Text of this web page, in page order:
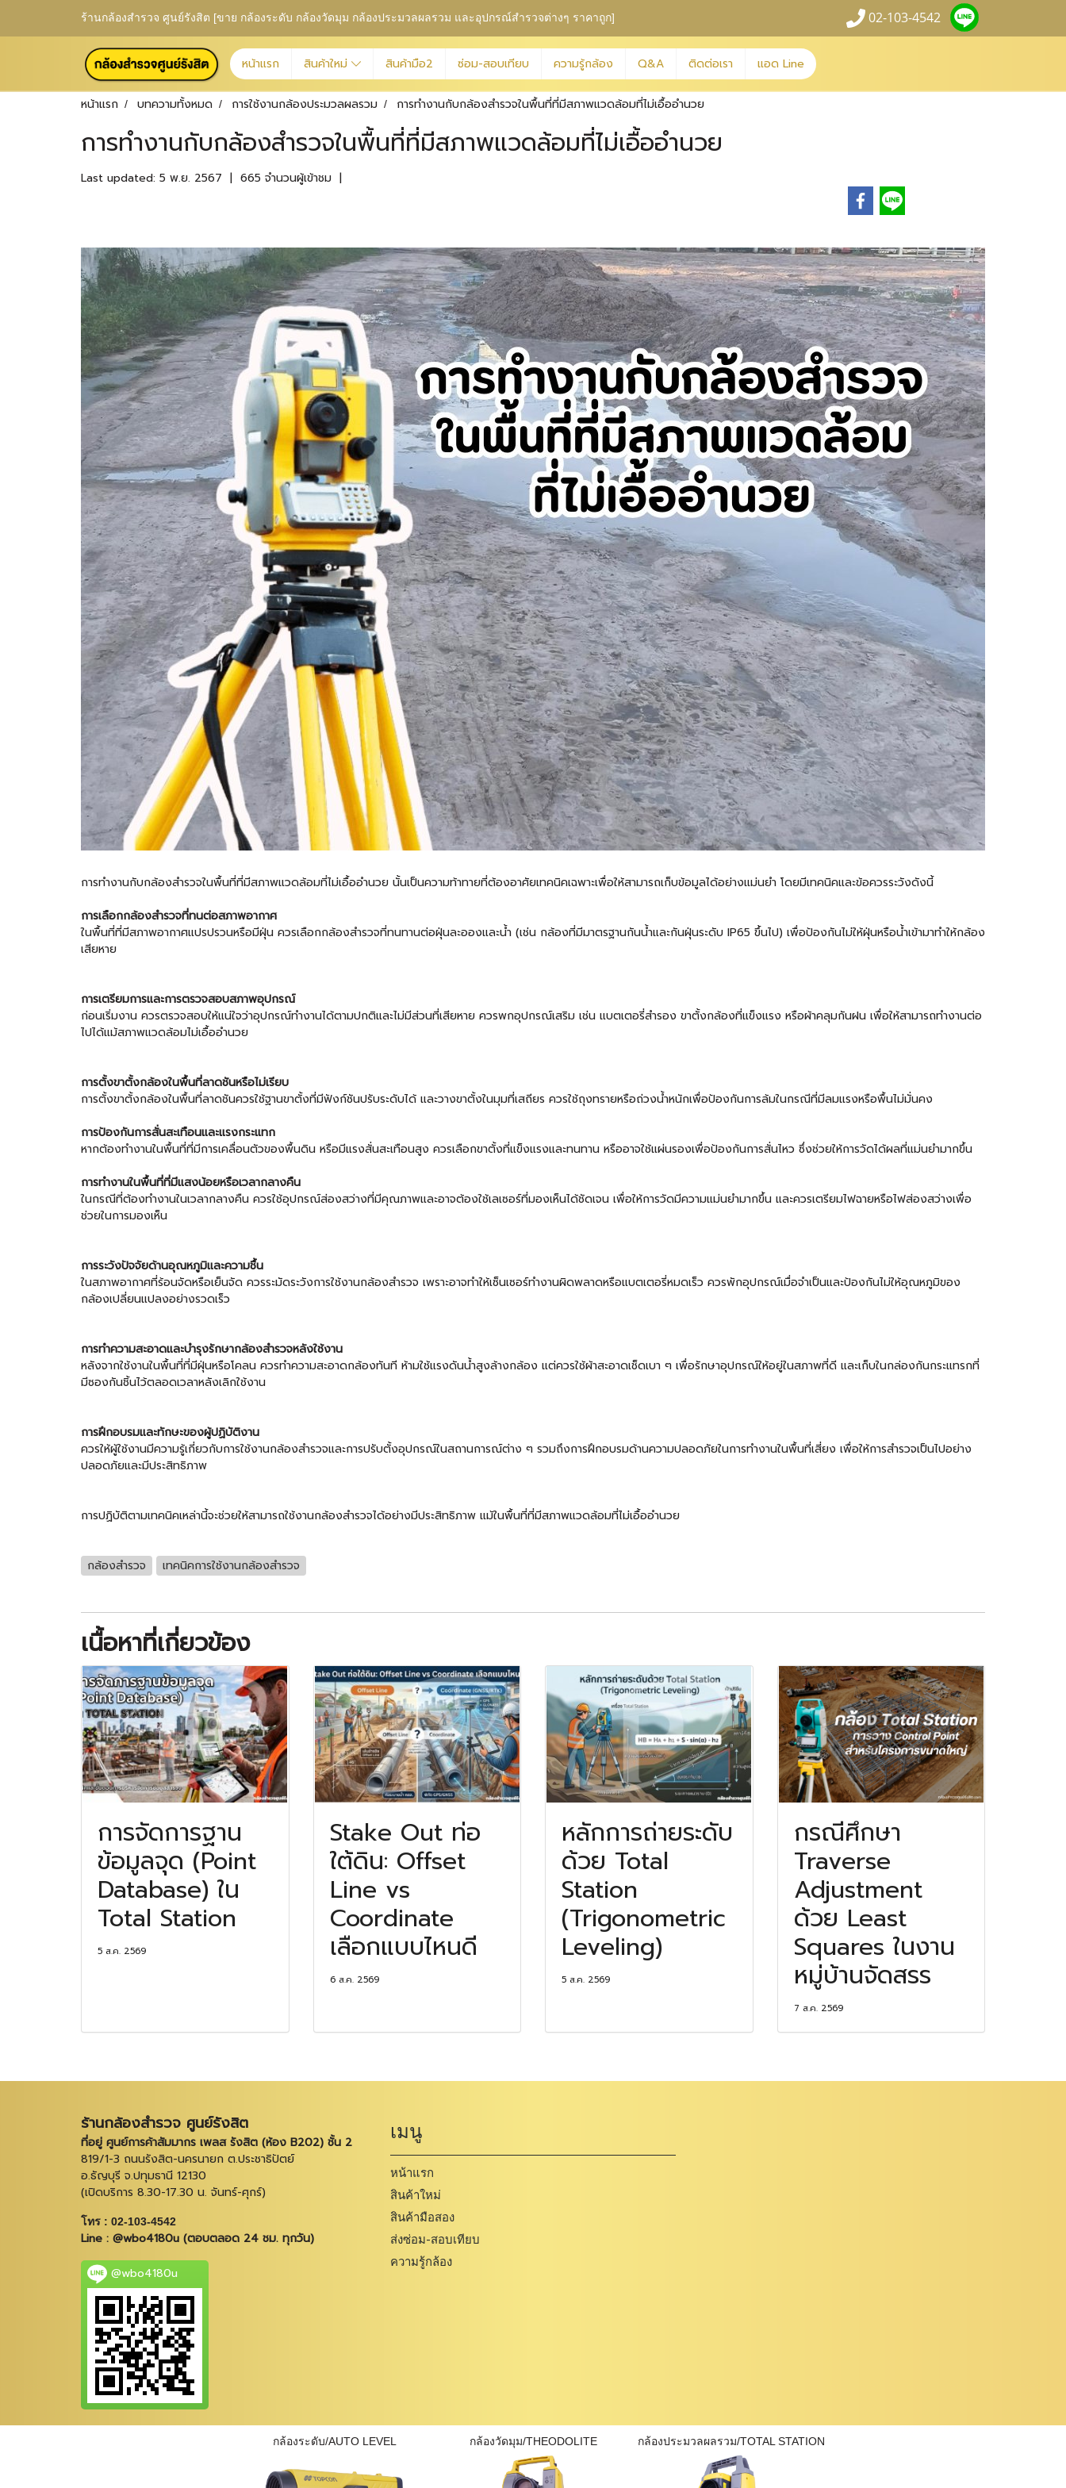
ร้านกล้องสำรวจ ศูนย์รังสิต [ขาย กล้องระดับ กล้องวัดมุม กล้องประมวลผลรวม และอุปกรณ์สำรวจต่างๆ ราคาถูก] 02-103-4542
หน้าแรก สินค้าใหม่ สินค้ามือ2 ซ่อม-สอบเทียบ ความรู้กล้อง Q&A ติดต่อเรา แอด Line
หน้าแรก บทความทั้งหมด การใช้งานกล้องประมวลผลรวม การทำงานกับกล้องสำรวจในพื้นที่ที่มีสภาพแวดล้อมที่ไม่เอื้ออำนวย
การทำงานกับกล้องสำรวจในพื้นที่ที่มีสภาพแวดล้อมที่ไม่เอื้ออำนวย
Last updated: 5 พ.ย. 2567 | 665 จำนวนผู้เข้าชม |
การทำงานกับกล้องสำรวจในพื้นที่ที่มีสภาพแวดล้อมที่ไม่เอื้ออำนวย นั้นเป็นความท้าทายที่ต้องอาศัยเทคนิคเฉพาะเพื่อให้สามารถเก็บข้อมูลได้อย่างแม่นยำ โดยมีเทคนิคและข้อควรระวังดังนี้
การเลือกกล้องสำรวจที่ทนต่อสภาพอากาศ
ในพื้นที่ที่มีสภาพอากาศแปรปรวนหรือมีฝุ่น ควรเลือกกล้องสำรวจที่ทนทานต่อฝุ่นละอองและน้ำ (เช่น กล้องที่มีมาตรฐานกันน้ำและกันฝุ่นระดับ IP65 ขึ้นไป) เพื่อป้องกันไม่ให้ฝุ่นหรือน้ำเข้ามาทำให้กล้อง
เสียหาย
การเตรียมการและการตรวจสอบสภาพอุปกรณ์
ก่อนเริ่มงาน ควรตรวจสอบให้แน่ใจว่าอุปกรณ์ทำงานได้ตามปกติและไม่มีส่วนที่เสียหาย ควรพกอุปกรณ์เสริม เช่น แบตเตอรี่สำรอง ขาตั้งกล้องที่แข็งแรง หรือผ้าคลุมกันฝน เพื่อให้สามารถทำงานต่อ
ไปได้แม้สภาพแวดล้อมไม่เอื้ออำนวย
การตั้งขาตั้งกล้องในพื้นที่ลาดชันหรือไม่เรียบ
การตั้งขาตั้งกล้องในพื้นที่ลาดชันควรใช้ฐานขาตั้งที่มีฟังก์ชันปรับระดับได้ และวางขาตั้งในมุมที่เสถียร ควรใช้ถุงทรายหรือถ่วงน้ำหนักเพื่อป้องกันการล้มในกรณีที่มีลมแรงหรือพื้นไม่มั่นคง
การป้องกันการสั่นสะเทือนและแรงกระแทก
หากต้องทำงานในพื้นที่ที่มีการเคลื่อนตัวของพื้นดิน หรือมีแรงสั่นสะเทือนสูง ควรเลือกขาตั้งที่แข็งแรงและทนทาน หรืออาจใช้แผ่นรองเพื่อป้องกันการสั่นไหว ซึ่งช่วยให้การวัดได้ผลที่แม่นยำมากขึ้น
การทำงานในพื้นที่ที่มีแสงน้อยหรือเวลากลางคืน
ในกรณีที่ต้องทำงานในเวลากลางคืน ควรใช้อุปกรณ์ส่องสว่างที่มีคุณภาพและอาจต้องใช้เลเซอร์ที่มองเห็นได้ชัดเจน เพื่อให้การวัดมีความแม่นยำมากขึ้น และควรเตรียมไฟฉายหรือไฟส่องสว่างเพื่อ
ช่วยในการมองเห็น
การระวังปัจจัยด้านอุณหภูมิและความชื้น
ในสภาพอากาศที่ร้อนจัดหรือเย็นจัด ควรระมัดระวังการใช้งานกล้องสำรวจ เพราะอาจทำให้เซ็นเซอร์ทำงานผิดพลาดหรือแบตเตอรี่หมดเร็ว ควรพักอุปกรณ์เมื่อจำเป็นและป้องกันไม่ให้อุณหภูมิของ
กล้องเปลี่ยนแปลงอย่างรวดเร็ว
การทำความสะอาดและบำรุงรักษากล้องสำรวจหลังใช้งาน
หลังจากใช้งานในพื้นที่ที่มีฝุ่นหรือโคลน ควรทำความสะอาดกล้องทันที ห้ามใช้แรงดันน้ำสูงล้างกล้อง แต่ควรใช้ผ้าสะอาดเช็ดเบา ๆ เพื่อรักษาอุปกรณ์ให้อยู่ในสภาพที่ดี และเก็บในกล่องกันกระแทรกที่
มีซองกันชิ้นไว้ตลอดเวลาหลังเลิกใช้งาน
การฝึกอบรมและทักษะของผู้ปฏิบัติงาน
ควรให้ผู้ใช้งานมีความรู้เกี่ยวกับการใช้งานกล้องสำรวจและการปรับตั้งอุปกรณ์ในสถานการณ์ต่าง ๆ รวมถึงการฝึกอบรมด้านความปลอดภัยในการทำงานในพื้นที่เสี่ยง เพื่อให้การสำรวจเป็นไปอย่าง
ปลอดภัยและมีประสิทธิภาพ
การปฏิบัติตามเทคนิคเหล่านี้จะช่วยให้สามารถใช้งานกล้องสำรวจได้อย่างมีประสิทธิภาพ แม้ในพื้นที่ที่มีสภาพแวดล้อมที่ไม่เอื้ออำนวย
กล้องสำรวจ เทคนิคการใช้งานกล้องสำรวจ
เนื้อหาที่เกี่ยวข้อง
การจัดการฐาน
ข้อมูลจุด (Point
Database) ใน
Total Station
5 ส.ค. 2569
Stake Out ท่อ
ใต้ดิน: Offset
Line vs
Coordinate
เลือกแบบไหนดี
6 ส.ค. 2569
หลักการถ่ายระดับ
ด้วย Total
Station
(Trigonometric
Leveling)
5 ส.ค. 2569
กรณีศึกษา
Traverse
Adjustment
ด้วย Least
Squares ในงาน
หมู่บ้านจัดสรร
7 ส.ค. 2569
ร้านกล้องสำรวจ ศูนย์รังสิต
ที่อยู่ ศูนย์การค้าสัมมากร เพลส รังสิต (ห้อง B202) ชั้น 2
819/1-3 ถนนรังสิต-นครนายก ต.ประชาธิปัตย์
อ.ธัญบุรี จ.ปทุมธานี 12130
(เปิดบริการ 8.30-17.30 น. จันทร์-ศุกร์)
โทร : 02-103-4542
Line : @wbo4180u (ตอบตลอด 24 ชม. ทุกวัน)
@wbo4180u
เมนู
หน้าแรก
สินค้าใหม่
สินค้ามือสอง
ส่งซ่อม-สอบเทียบ
ความรู้กล้อง
กล้องระดับ/AUTO LEVEL กล้องวัดมุม/THEODOLITE กล้องประมวลผลรวม/TOTAL STATION